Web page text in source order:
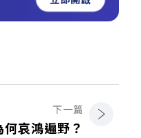
下一篇
哀鴻遍野？